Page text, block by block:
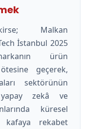
Malkan
İstanbul 2025
ürün
geçerek,
sektörünün
yapay zekâ ve
küresel
kafaya rekabet